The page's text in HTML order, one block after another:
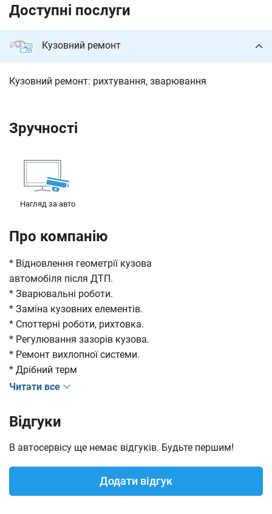
Доступні послуги
Кузовний ремонт
Кузовний ремонт: рихтування, зварювання
Зручності
Нагляд за авто
Про компанію
* Відновлення геометрії кузова
автомобіля після ДТП.
* Зварювальні роботи.
* Заміна кузовних елементів.
* Споттерні роботи, рихтовка.
* Регулювання зазорів кузова.
* Ремонт вихлопної системи.
* Дрібний терм
Читати все
Відгуки
В автосервісу ще немає відгуків. Будьте першим!
Додати відгук